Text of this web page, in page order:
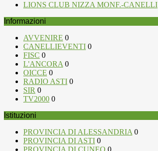
LIONS CLUB NIZZA MONF.-CANELLI
Informazioni
AVVENIRE 0
CANELLIEVENTI 0
FISC 0
L'ANCORA 0
OICCE 0
RADIO ASTI 0
SIR 0
TV2000 0
Istituzioni
PROVINCIA DI ALESSANDRIA 0
PROVINCIA DI ASTI 0